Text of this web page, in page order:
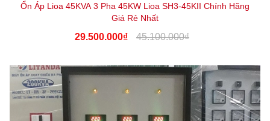
Ổn Áp Lioa 45KVA 3 Pha 45KW Lioa SH3-45KII Chính Hãng
Giá Rẻ Nhất
29.500.000₫ 45.100.000₫